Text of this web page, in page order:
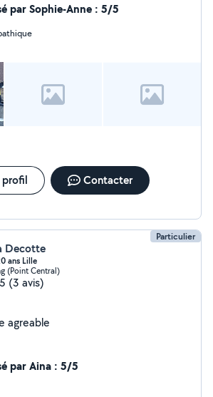
par Sophie-Anne : 5/5
profil Contacter
Particulier
Decotte
ans Lille
(Point Central)
(3 avis)
agreable
par Aina : 5/5